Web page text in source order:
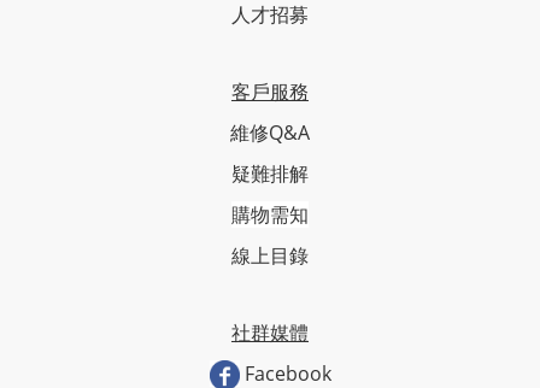
人才招募
客戶服務
維修Q&A
疑難排解
購物需知
線上目錄
社群媒體
Facebook